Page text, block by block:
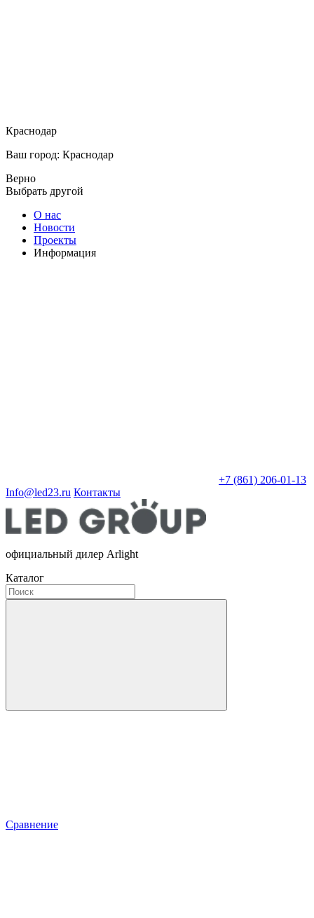
Краснодар
Ваш город: Краснодар
Верно
Выбрать другой
О нас
Новости
Проекты
Информация
+7 (861) 206-01-13
Info@led23.ru Контакты
официальный дилер Arlight
Каталог
Сравнение